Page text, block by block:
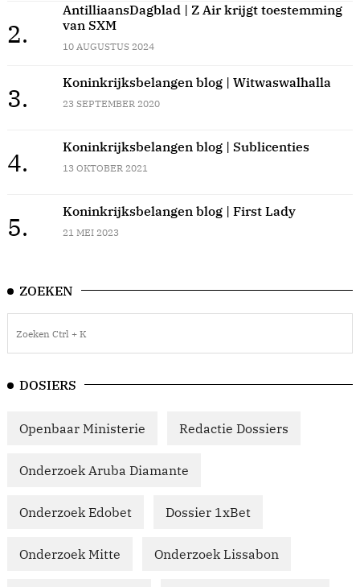
2.
AntilliaansDagblad | Z Air krijgt toestemming
van SXM
10 AUGUSTUS 2024
3.
Koninkrijksbelangen blog | Witwaswalhalla
23 SEPTEMBER 2020
4.
Koninkrijksbelangen blog | Sublicenties
13 OKTOBER 2021
5.
Koninkrijksbelangen blog | First Lady
21 MEI 2023
ZOEKEN
DOSIERS
Openbaar Ministerie Redactie Dossiers
Onderzoek Aruba Diamante
Onderzoek Edobet Dossier 1xBet
Onderzoek Mitte Onderzoek Lissabon